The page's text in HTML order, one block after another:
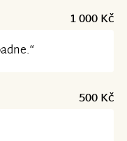
1 000 Kč
500 Kč